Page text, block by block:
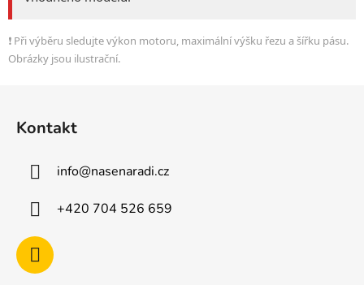
❗ Při výběru sledujte výkon motoru, maximální výšku řezu a šířku pásu.
Obrázky jsou ilustrační.
Kontakt
info@nasenaradi.cz
+420 704 526 659